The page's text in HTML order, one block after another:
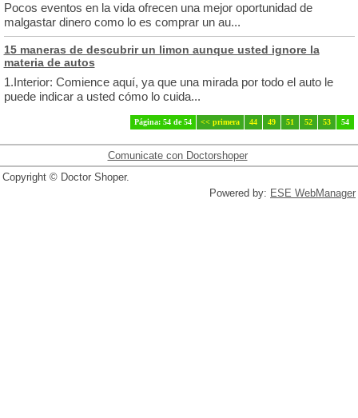
Pocos eventos en la vida ofrecen una mejor oportunidad de
malgastar dinero como lo es comprar un au...
15 maneras de descubrir un limon aunque usted ignore la
materia de autos
1.Interior: Comience aquí, ya que una mirada por todo el auto le
puede indicar a usted cómo lo cuida...
Página: 54 de 54 << primera 44 49 51 52 53 54
Comunicate con Doctorshoper
Copyright © Doctor Shoper.
Powered by: ESE WebManager